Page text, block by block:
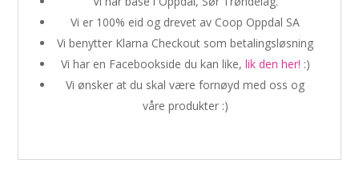
Vi er 100% eid og drevet av Coop Oppdal SA
Vi benytter Klarna Checkout som betalingsløsning
Vi har en Facebookside du kan like, lik den her! :)
Vi ønsker at du skal være fornøyd med oss og
våre produkter :)